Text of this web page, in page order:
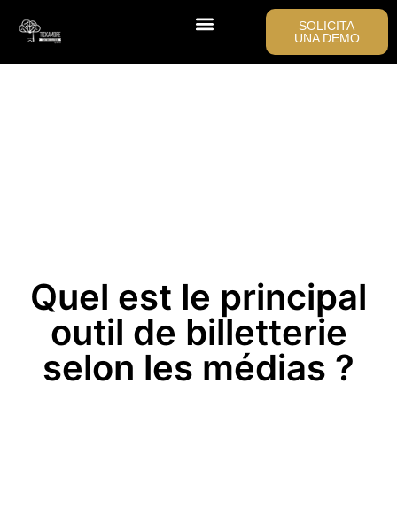
SOLICITA
UNA DEMO
Quel est le principal
outil de billetterie
selon les médias ?